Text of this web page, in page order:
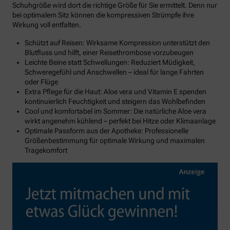
Schuhgröße wird dort die richtige Größe für Sie ermittelt. Denn nur
bei optimalem Sitz können die kompressiven Strümpfe ihre
Wirkung voll entfalten.
Schützt auf Reisen: Wirksame Kompression unterstützt den
Blutfluss und hilft, einer Reisethrombose vorzubeugen
Leichte Beine statt Schwellungen: Reduziert Müdigkeit,
Schweregefühl und Anschwellen – ideal für lange Fahrten
oder Flüge
Extra Pflege für die Haut: Aloe vera und Vitamin E spenden
kontinuierlich Feuchtigkeit und steigern das Wohlbefinden
Cool und komfortabel im Sommer: Die natürliche Aloe vera
wirkt angenehm kühlend – perfekt bei Hitze oder Klimaanlage
Optimale Passform aus der Apotheke: Professionelle
Größenbestimmung für optimale Wirkung und maximalen
Tragekomfort